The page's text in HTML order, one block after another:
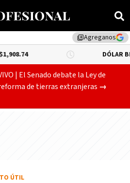
library_addAgreganos
DÓLAR BNA
| El Senado debate la Ley de
de tierras extranjeras →
ÚTIL